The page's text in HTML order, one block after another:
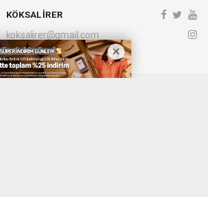
KÖKSAL İRER
koksalirer@gmail.com